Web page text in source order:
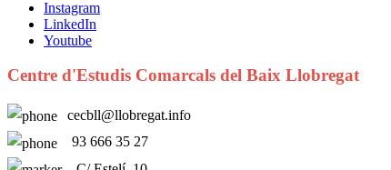
Instagram
LinkedIn
Youtube
Centre d'Estudis Comarcals del Baix Llobregat
cecbll@llobregat.info
93 666 35 27